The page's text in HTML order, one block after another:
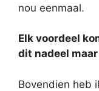
nou eenmaal.
Elk voordeel
dit nadeel
Bovendien heb